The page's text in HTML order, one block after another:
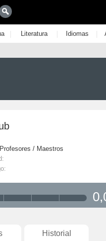
| Literatura | Idiomas |
Profesores / Maestros
Historial